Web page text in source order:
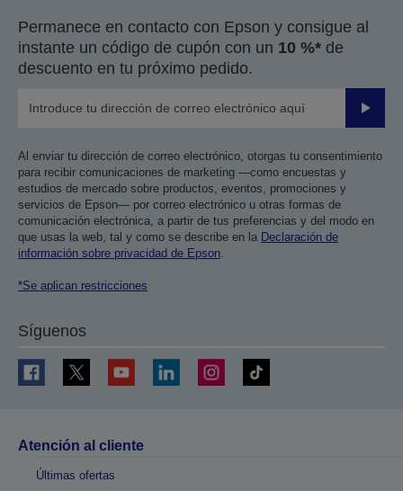
Permanece en contacto con Epson y consigue al
instante un código de cupón con un 10 %* de
descuento en tu próximo pedido.
Enviar
Al enviar tu dirección de correo electrónico, otorgas tu consentimiento
para recibir comunicaciones de marketing —como encuestas y
estudios de mercado sobre productos, eventos, promociones y
servicios de Epson— por correo electrónico u otras formas de
comunicación electrónica, a partir de tus preferencias y del modo en
que usas la web, tal y como se describe en la Declaración de
información sobre privacidad de Epson.
*Se aplican restricciones
Síguenos
Atención al cliente
Últimas ofertas